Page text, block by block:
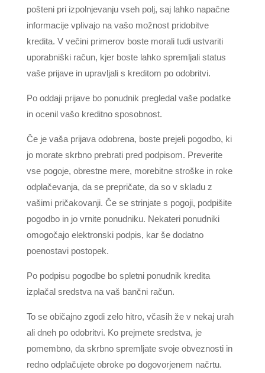
pošteni pri izpolnjevanju vseh polj, saj lahko napačne
informacije vplivajo na vašo možnost pridobitve
kredita. V večini primerov boste morali tudi ustvariti
uporabniški račun, kjer boste lahko spremljali status
vaše prijave in upravljali s kreditom po odobritvi.
Po oddaji prijave bo ponudnik pregledal vaše podatke
in ocenil vašo kreditno sposobnost.
Če je vaša prijava odobrena, boste prejeli pogodbo, ki
jo morate skrbno prebrati pred podpisom. Preverite
vse pogoje, obrestne mere, morebitne stroške in roke
odplačevanja, da se prepričate, da so v skladu z
vašimi pričakovanji. Če se strinjate s pogoji, podpišite
pogodbo in jo vrnite ponudniku. Nekateri ponudniki
omogočajo elektronski podpis, kar še dodatno
poenostavi postopek.
Po podpisu pogodbe bo spletni ponudnik kredita
izplačal sredstva na vaš bančni račun.
To se običajno zgodi zelo hitro, včasih že v nekaj urah
ali dneh po odobritvi. Ko prejmete sredstva, je
pomembno, da skrbno spremljate svoje obveznosti in
redno odplačujete obroke po dogovorjenem načrtu.